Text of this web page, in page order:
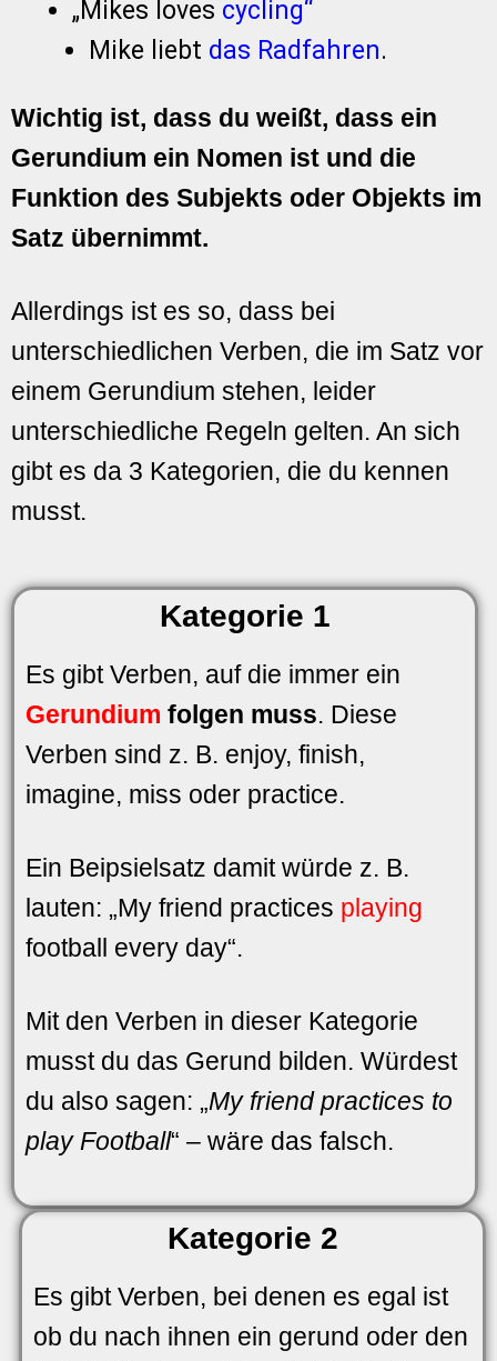
„Mikes loves cycling“
Mike liebt das Radfahren.
Wichtig ist, dass du weißt, dass ein
Gerundium ein Nomen ist und die
Funktion des Subjekts oder Objekts im
Satz übernimmt.
Allerdings ist es so, dass bei
unterschiedlichen Verben, die im Satz vor
einem Gerundium stehen, leider
unterschiedliche Regeln gelten. An sich
gibt es da 3 Kategorien, die du kennen
musst.
Kategorie 1
Es gibt Verben, auf die immer ein
Gerundium folgen muss. Diese
Verben sind z. B. enjoy, finish,
imagine, miss oder practice.
Ein Beipsielsatz damit würde z. B.
lauten: „My friend practices playing
football every day“.
Mit den Verben in dieser Kategorie
musst du das Gerund bilden. Würdest
du also sagen: „My friend practices to
play Football“ – wäre das falsch.
Kategorie 2
Es gibt Verben, bei denen es egal ist
ob du nach ihnen ein gerund oder den